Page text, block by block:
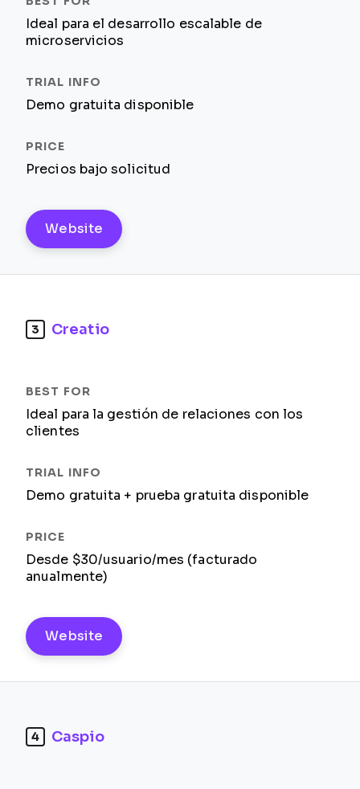
Ideal para el desarrollo escalable de
microservicios
Demo gratuita disponible
Precios bajo solicitud
Website
3 Creatio
Ideal para la gestión de relaciones con los
clientes
Demo gratuita + prueba gratuita disponible
Desde $30/usuario/mes (facturado
anualmente)
Website
4 Caspio